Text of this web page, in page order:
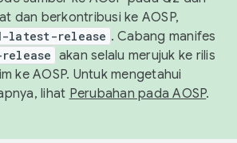
dan berkontribusi ke AOSP,
latest-release . Cabang manifes
akan selalu merujuk ke rilis
ke AOSP. Untuk mengetahui
lihat Perubahan pada AOSP.